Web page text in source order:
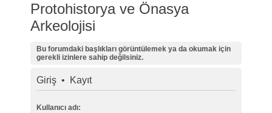
Protohistorya ve Önasya
Arkeolojisi
Bu forumdaki başlıkları görüntülemek ya da okumak için
gerekli izinlere sahip değilsiniz.
Giriş• Kayıt
Kullanıcı adı: